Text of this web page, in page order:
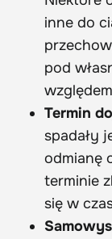
inne do
pod
Termin
spadały
odmianę
terminie
się w